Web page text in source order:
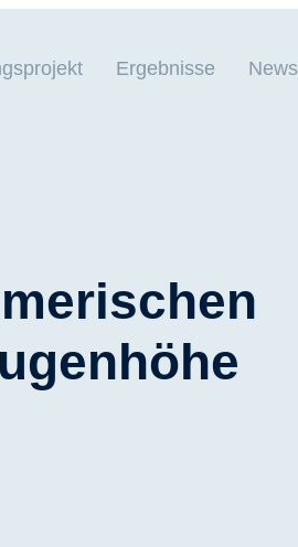
Ergebnisse News